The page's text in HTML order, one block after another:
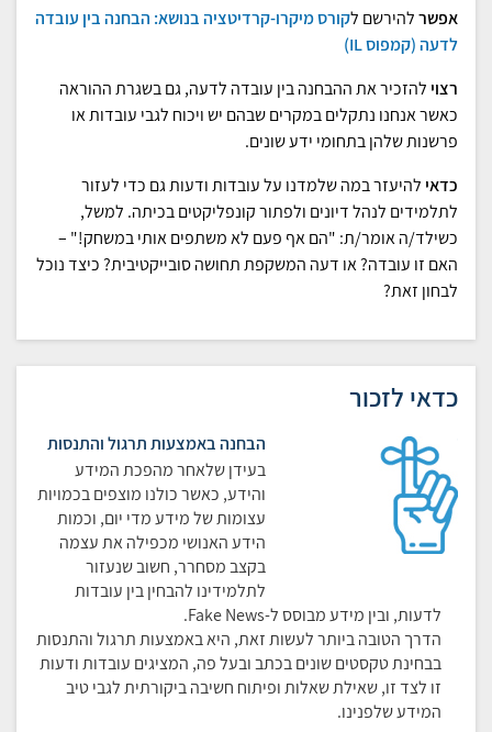
אפשרלהירשם לקורס מיקרו-קרדיטציה בנושא: הבחנה בין עובדה
לדעה (קמפוס IL)
רצוי להזכיר את ההבחנה בין עובדה לדעה, גם בשגרת ההוראה
כאשר אנחנו נתקלים במקרים שבהם יש ויכוח לגבי עובדות או
פרשנות שלהן בתחומי ידע שונים.
כדאי להיעזר במה שלמדנו על עובדות ודעות גם כדי לעזור
לתלמידים לנהל דיונים ולפתור קונפליקטים בכיתה. למשל,
כשילד/ה אומר/ת: "הם אף פעם לא משתפים אותי במשחק!" –
האם זו עובדה? או דעה המשקפת תחושה סובייקטיבית? כיצד נוכל
לבחון זאת?
כדאי לזכור
הבחנה באמצעות תרגול והתנסות
בעידן שלאחר מהפכת המידע
והידע, כאשר כולנו מוצפים בכמויות
עצומות של מידע מדי יום, וכמות
הידע האנושי מכפילה את עצמה
בקצב מסחרר, חשוב שנעזור
לתלמידינו להבחין בין עובדות
לדעות, ובין מידע מבוסס ל-Fake News.
הדרך הטובה ביותר לעשות זאת, היא באמצעות תרגול והתנסות
בבחינת טקסטים שונים בכתב ובעל פה, המציגים עובדות ודעות
זו לצד זו, שאילת שאלות ופיתוח חשיבה ביקורתית לגבי טיב
המידע שלפנינו.